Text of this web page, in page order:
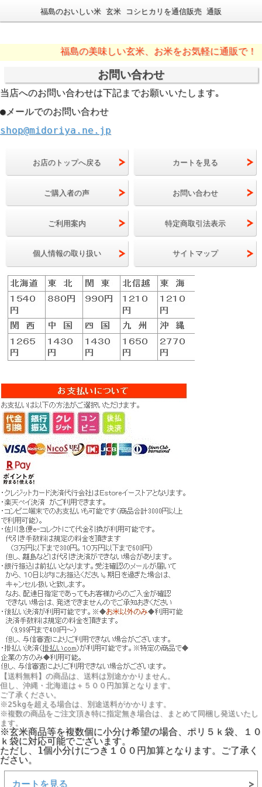
福島のおいしい米 玄米 コシヒカリを通信販売 通販
福島の美味しい玄米、お米をお気軽に通販で！
お問い合わせ
当店へのお問い合わせは下記までお願いいたします｡
●メールでのお問い合わせ
shop@midoriya.ne.jp
お店のトップへ戻る カートを見る
ご購入者の声 お問い合わせ
ご利用案内 特定商取引法表示
個人情報の取り扱い サイトマップ
【送料無料】の商品は、送料は別途かかりません。
但し、 沖縄・北海道は＋５００円 加算となります。
ご了承ください。
※25kgを超える場合は、別途送料がかかります。
※複数の商品をご注文頂き特に指定無き場合は、まとめて同梱し発送いたし
ます。
※玄米商品等を複数個に小分け希望の場合、ポリ５ｋ袋、１０
ｋ袋に対応可能でございます。
ただし、1個小分けにつき１００円加算となります。ご了承く
ださい。
カートを見る